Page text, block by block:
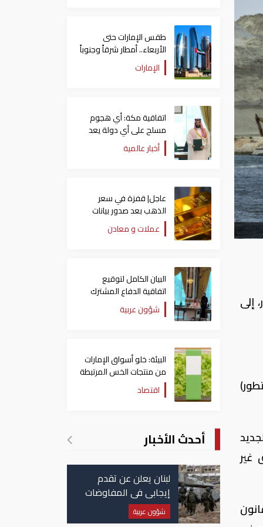
إلى
غير
طقس الإمارات حتى
الأربعاء.. أمطار شرقاً وجنوباً
وانخفاض تدريجي للحرارة
الإمارات
اتفاقية مكة: أي هجوم
مسلح على أي دولة يعد
هجوما على الدول الثلاث
جميعا
أخبار عالمية
عاجل| قفزة في سعر
الذهب بعد صدور بيانات
الوظائف الأمريكية
عملات و معادن
البيان الكامل لتوقيع
اتفاقية الدفاع المشترك
بين السعودية وتركيا
وباكستان
شؤون عربية
البيئة: خلو أسواق الإمارات
من منتجات الخس المرتبطة
بتفشي داء السيكلوسبورا
اقتصاد
أحدث الأخبار
لبنان يعلن عن تقدم
إيجابي في المفاوضات
مع إسرائيل.. وأمريكا
تضغط لوقف النار في
شؤون عربية